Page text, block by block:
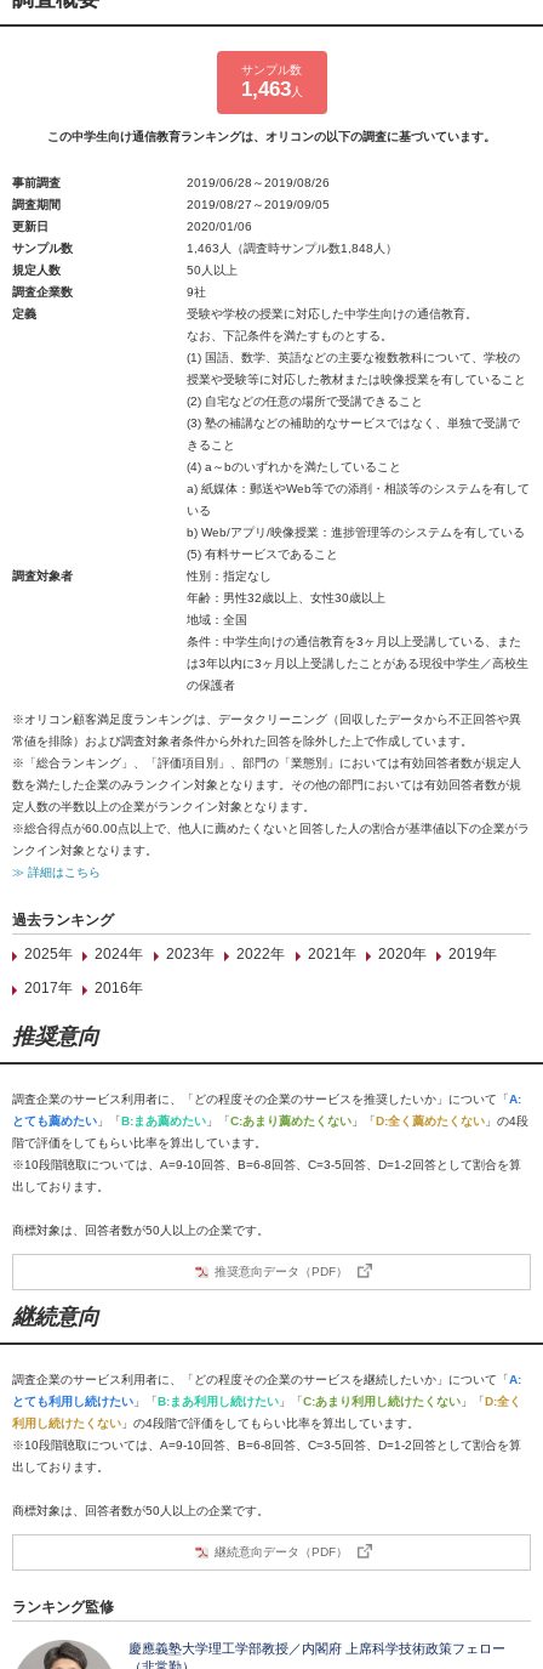
サンプル数
1,463人
この中学生向け通信教育ランキングは、オリコンの以下の調査に基づいています。
事前調査
2019/06/28～2019/08/26
調査期間
2019/08/27～2019/09/05
更新日
2020/01/06
サンプル数
1,463人（調査時サンプル数1,848人）
規定人数
50人以上
調査企業数
9社
定義
受験や学校の授業に対応した中学生向けの通信教育。
なお、下記条件を満たすものとする。
(1) 国語、数学、英語などの主要な複数教科について、学校の
授業や受験等に対応した教材または映像授業を有していること
(2) 自宅などの任意の場所で受講できること
(3) 塾の補講などの補助的なサービスではなく、単独で受講で
きること
(4) a～bのいずれかを満たしていること
a) 紙媒体：郵送やWeb等での添削・相談等のシステムを有して
いる
b) Web/アプリ/映像授業：進捗管理等のシステムを有している
(5) 有料サービスであること
調査対象者
性別：指定なし
年齢：男性32歳以上、女性30歳以上
地域：全国
条件：中学生向けの通信教育を3ヶ月以上受講している、また
は3年以内に3ヶ月以上受講したことがある現役中学生／高校生
の保護者
※オリコン顧客満足度ランキングは、データクリーニング（回収したデータから不正回答や異
常値を排除）および調査対象者条件から外れた回答を除外した上で作成しています。
※「総合ランキング」、「評価項目別」、部門の「業態別」においては有効回答者数が規定人
数を満たした企業のみランクイン対象となります。その他の部門においては有効回答者数が規
定人数の半数以上の企業がランクイン対象となります。
※総合得点が60.00点以上で、他人に薦めたくないと回答した人の割合が基準値以下の企業がラ
ンクイン対象となります。
≫ 詳細はこちら
過去ランキング
2025年
2024年 2023年 2022年 2021年 2020年
2019年
2017年
2016年
推奨意向
調査企業のサービス利用者に、「どの程度その企業のサービスを推奨したいか」について「A:
とても薦めたい 」「B:まあ薦めたい 」「C:あまり薦めたくない 」「D:全く薦めたくない 」の4段
階で評価をしてもらい比率を算出しています。
※10段階聴取については、A=9-10回答、B=6-8回答、C=3-5回答、D=1-2回答として割合を算
出しております。
商標対象は、回答者数が50人以上の企業です。
推奨意向データ（PDF）
継続意向
調査企業のサービス利用者に、「どの程度その企業のサービスを継続したいか」について「A:
とても利用し続けたい 」「B:まあ利用し続けたい 」「C:あまり利用し続けたくない 」「D:全く
利用し続けたくない 」の4段階で評価をしてもらい比率を算出しています。
※10段階聴取については、A=9-10回答、B=6-8回答、C=3-5回答、D=1-2回答として割合を算
出しております。
商標対象は、回答者数が50人以上の企業です。
継続意向データ（PDF）
ランキング監修
慶應義塾大学理工学部教授／内閣府 上席科学技術政策フェロー